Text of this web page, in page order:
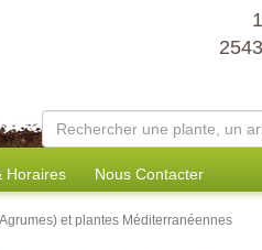
Horaires Nous Contacter
et plantes Méditerranéennes